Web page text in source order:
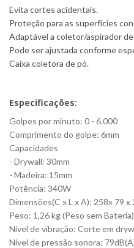
Evita cortes acidentais.
Proteção para as superfícies
Adaptável a coletor/aspirador
Pode ser ajustada conforme
Caixa coletora de pó.
Especificações:
Golpes por minuto: 0 - 6.000
Comprimento do golpe: 6mm
Capacidades
- Drywall: 30mm
- Madeira: 15mm
Potência: 340W
Dimensões(C x L x A): 258x 79 x
Peso: 1,26 kg (Peso sem Bateria)
Nível de vibração: Corte em
Nível de pressão sonora: